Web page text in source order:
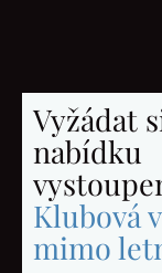
Vyžádat
nabídku
Klubová
mimo